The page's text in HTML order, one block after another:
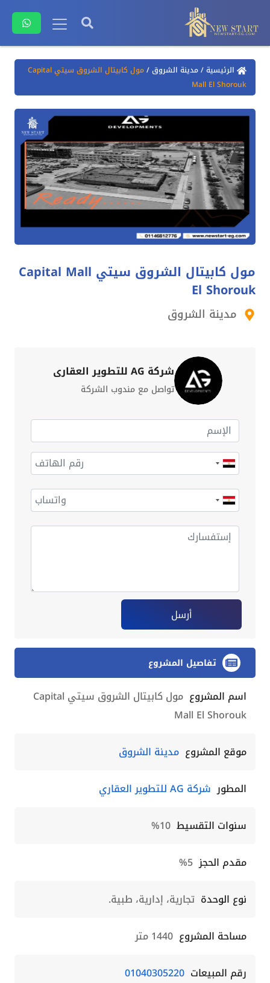
الرئيسية/مدينة الشروق/
مول كابيتال الشروق سيتي Capital
Mall El Shorouk
مول كابيتال الشروق سيتي Capital Mall
El Shorouk
مدينة الشروق
شركة AG للتطوير العقاري
تواصل مع مندوب الشركة
أرسل
تفاصيل المشروع
اسم المشروع
مول كابيتال الشروق سيتي Capital
Mall El Shorouk
موقع المشروع مدينة الشروق
المطور شركة AG للتطوير العقاري
سنوات التقسيط 10%
مقدم الحجز 5%
نوع الوحدة تجارية، إدارية، طبية.
مساحة المشروع 1440 متر
رقم المبيعات 01040305220